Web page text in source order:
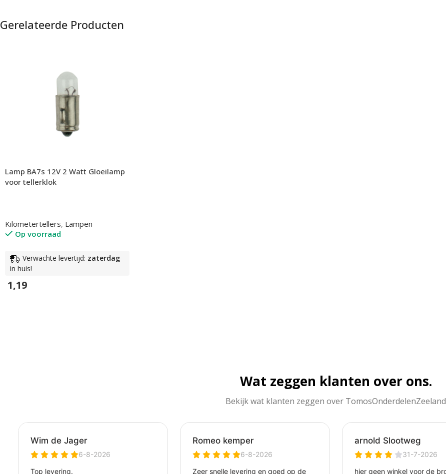
Gerelateerde Producten
Lamp BA7s 12V 2 Watt Gloeilamp
voor tellerklok
Kilometertellers, Lampen
Op voorraad
Verwachte levertijd: zaterdag
in huis!
1,19
Wat zeggen klanten over ons.
Bekijk wat klanten zeggen over TomosOnderdelenZeeland